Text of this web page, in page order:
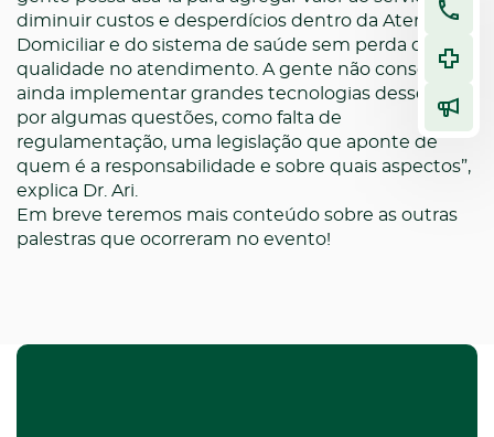
diminuir custos e desperdícios dentro da Atenção
Domiciliar e do sistema de saúde sem perda de
qualidade no atendimento. A gente não consegue
ainda implementar grandes tecnologias desse tipo
por algumas questões, como falta de
regulamentação, uma legislação que aponte de
quem é a responsabilidade e sobre quais aspectos”,
explica Dr. Ari.
Em breve teremos mais conteúdo sobre as outras
palestras que ocorreram no evento!